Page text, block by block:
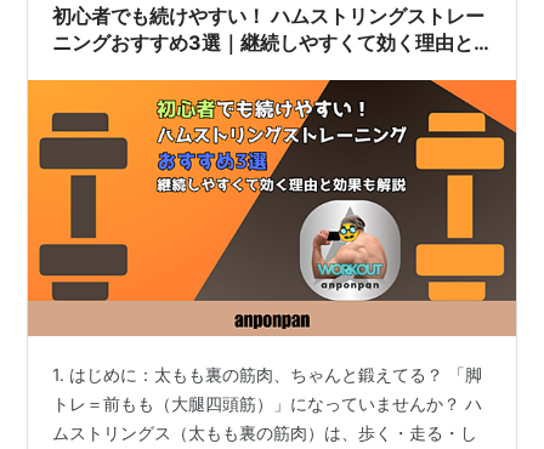
初心者でも続けやすい！ ハムストリングストレー
ニングおすすめ3選｜継続しやすくて効く理由と
1. はじめに：太もも裏の筋肉、ちゃんと鍛えてる？ 「脚
トレ＝前もも（大腿四頭筋）」になっていませんか？ ハ
ムストリングス（太もも裏の筋肉）は、歩く・走る・し